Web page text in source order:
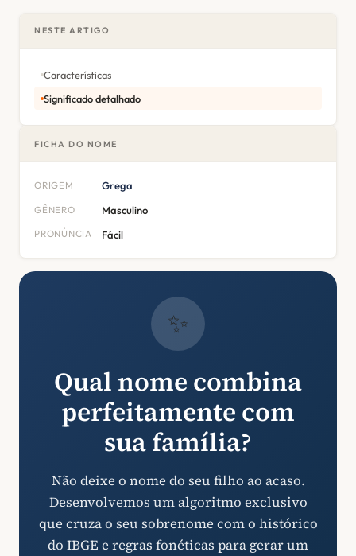
NESTE ARTIGO
Características
Significado detalhado
FICHA DO NOME
ORIGEM Grega
GÊNERO Masculino
PRONÚNCIA Fácil
✨
Qual nome combina
perfeitamente com
sua família?
Não deixe o nome do seu filho ao acaso.
Desenvolvemos um algoritmo exclusivo
que cruza o seu sobrenome com o histórico
do IBGE e regras fonéticas para gerar um